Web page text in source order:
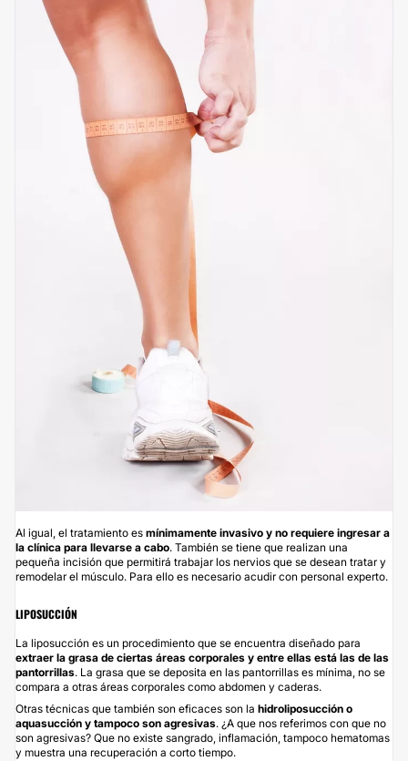
Al igual, el tratamiento es mínimamente invasivo y no requiere ingresar a
la clínica para llevarse a cabo. También se tiene que realizan una
pequeña incisión que permitirá trabajar los nervios que se desean tratar y
remodelar el músculo. Para ello es necesario acudir con personal experto.
LIPOSUCCIÓN
La liposucción es un procedimiento que se encuentra diseñado para
extraer la grasa de ciertas áreas corporales y entre ellas está las de las
pantorrillas. La grasa que se deposita en las pantorrillas es mínima, no se
compara a otras áreas corporales como abdomen y caderas.
Otras técnicas que también son eficaces son la hidroliposucción o
aquasucción y tampoco son agresivas. ¿A que nos referimos con que no
son agresivas? Que no existe sangrado, inflamación, tampoco hematomas
y muestra una recuperación a corto tiempo.